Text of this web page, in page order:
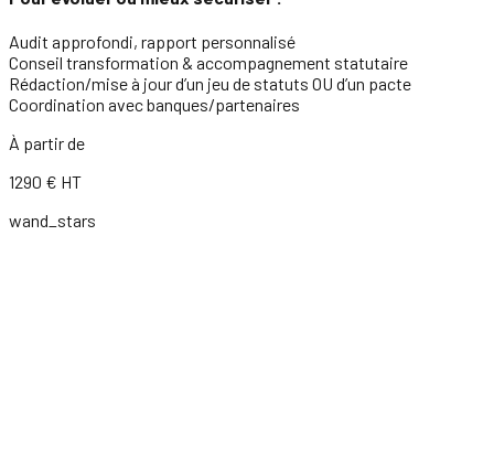
Audit approfondi, rapport personnalisé
Conseil transformation & accompagnement statutaire
Rédaction/mise à jour d’un jeu de statuts OU d’un pacte
Coordination avec banques/partenaires
À partir de
1290 € HT
wand_stars